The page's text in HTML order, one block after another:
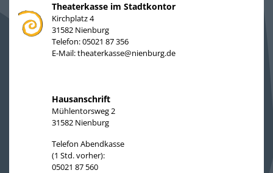
Theaterkasse im Stadtkontor
Kirchplatz 4
31582 Nienburg
Telefon: 05021 87 356
E-Mail:theaterkasse@nienburg.de
Hausanschrift
Mühlentorsweg 2
31582 Nienburg
Telefon Abendkasse
(1 Std. vorher):
05021 87 560